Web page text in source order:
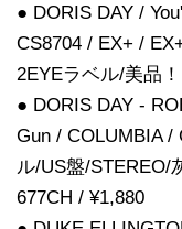
● DORIS DAY /
CS8704 / EX+ /
2EYEラベル/美品
● DORIS DAY -
Gun / COLUMBIA /
ル/US盤/STEREO/
677CH / ¥1,880